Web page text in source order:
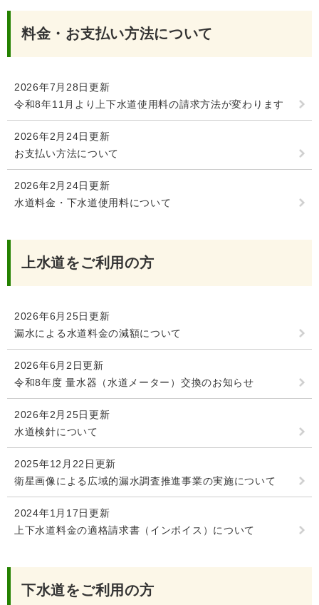
料金・お支払い方法について
2026年7月28日更新
令和8年11月より上下水道使用料の請求方法が変わります
2026年2月24日更新
お支払い方法について
2026年2月24日更新
水道料金・下水道使用料について
上水道をご利用の方
2026年6月25日更新
漏水による水道料金の減額について
2026年6月2日更新
令和8年度 量水器（水道メーター）交換のお知らせ
2026年2月25日更新
水道検針について
2025年12月22日更新
衛星画像による広域的漏水調査推進事業の実施について
2024年1月17日更新
上下水道料金の適格請求書（インボイス）について
下水道をご利用の方